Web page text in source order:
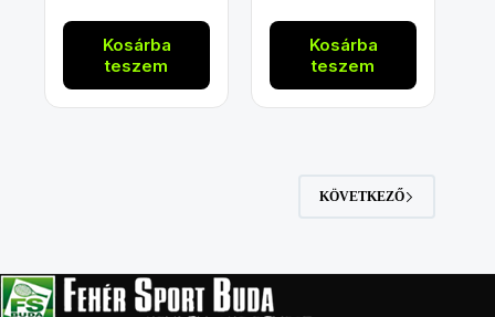
Kosárba
teszem
Kosárba
teszem
KÖVETKEZŐ